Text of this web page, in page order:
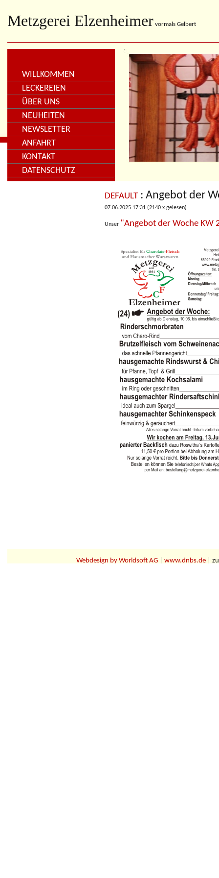
Metzgerei Elzenheimer vormals Gelbert
WILLKOMMEN
LECKEREIEN
ÜBER UNS
NEUHEITEN
NEWSLETTER
ANFAHRT
KONTAKT
DATENSCHUTZ
DEFAULT : Angebot der
07.06.2025 17:31 (2140 x gelesen)
Unser "Angebot der Woche KW
Webdesign by Worldsoft AG| www.dnbs.de|